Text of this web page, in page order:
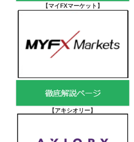
【マイFXマーケット 】
【アキシオリー】